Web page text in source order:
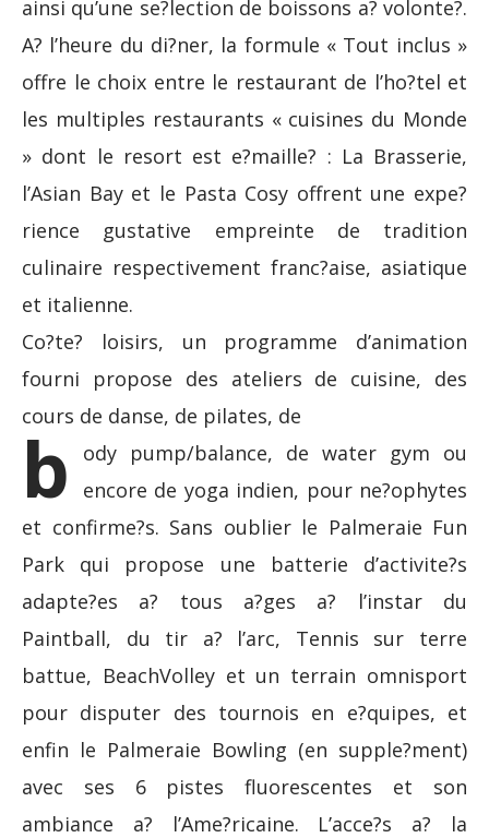
ainsi qu’une se?lection de boissons a? volonte?.
A? l’heure du di?ner, la formule « Tout inclus »
offre le choix entre le restaurant de l’ho?tel et
les multiples restaurants « cuisines du Monde
» dont le resort est e?maille? : La Brasserie,
l’Asian Bay et le Pasta Cosy offrent une expe?
rience gustative empreinte de tradition
culinaire respectivement franc?aise, asiatique
et italienne.
Co?te? loisirs, un programme d’animation
fourni propose des ateliers de cuisine, des
cours de danse, de pilates, de
b
ody pump/balance, de water gym ou
encore de yoga indien, pour ne?ophytes
et confirme?s. Sans oublier le Palmeraie Fun
Park qui propose une batterie d’activite?s
adapte?es a? tous a?ges a? l’instar du
Paintball, du tir a? l’arc, Tennis sur terre
battue, BeachVolley et un terrain omnisport
pour disputer des tournois en e?quipes, et
enfin le Palmeraie Bowling (en supple?ment)
avec ses 6 pistes fluorescentes et son
ambiance a? l’Ame?ricaine. L’acce?s a? la